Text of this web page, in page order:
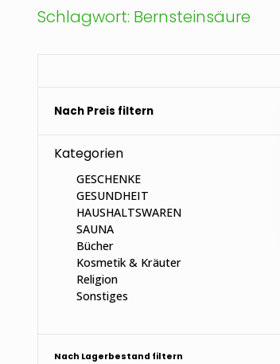
Schlagwort: Bernsteinsäure
Nach Preis filtern
Kategorien
GESCHENKE
GESUNDHEIT
HAUSHALTSWAREN
SAUNA
Bücher
Kosmetik & Kräuter
Religion
Sonstiges
Nach Lagerbestand filtern